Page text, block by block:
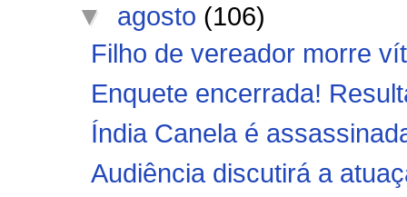
▼ agosto (106)
Filho de vereador morre
Enquete encerrada!
Índia Canela é
Audiência discutirá a